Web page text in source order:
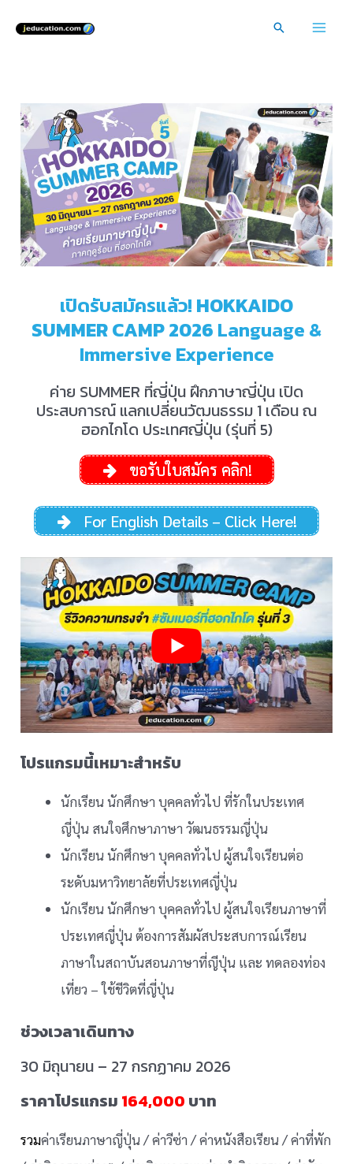
Search
เปิดรับสมัครแล้ว! HOKKAIDO
SUMMER CAMP 2026 Language &
Immersive Experience
ค่าย SUMMER ที่ญี่ปุ่น ฝึกภาษาญี่ปุ่น เปิด
ประสบการณ์ แลกเปลี่ยนวัฒนธรรม 1 เดือน ณ
ฮอกไกโด ประเทศญี่ปุ่น (รุ่นที่ 5)
ขอรับใบสมัคร คลิก!
For English Details – Click Here!
โปรแกรมนี้เหมาะสำหรับ
นักเรียน นักศึกษา บุคคลทั่วไป ที่รักในประเทศ
ญี่ปุ่น สนใจศึกษาภาษา วัฒนธรรมญี่ปุ่น
นักเรียน นักศึกษา บุคคลทั่วไป ผู้สนใจเรียนต่อ
ระดับมหาวิทยาลัยที่ประเทศญี่ปุ่น
นักเรียน นักศึกษา บุคคลทั่วไป ผู้สนใจเรียนภาษาที่
ประเทศญี่ปุ่น ต้องการสัมผัสประสบการณ์เรียน
ภาษาในสถาบันสอนภาษาที่ญีปุ่น และ ทดลองท่อง
เที่ยว – ใช้ชีวิตที่ญี่ปุ่น
ช่วงเวลาเดินทาง
30 มิถุนายน – 27 กรกฏาคม 2026
ราคาโปรแกรม 164,000 บาท
รวมค่าเรียนภาษาญี่ปุ่น / ค่าวีซ่า / ค่าหนังสือเรียน / ค่าที่พัก